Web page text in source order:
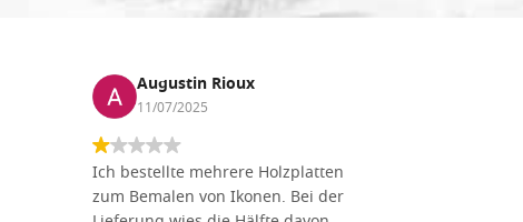
Augustin Rioux
11/07/2025
Ich bestellte mehrere Holzplatten
zum Bemalen von Ikonen. Bei der